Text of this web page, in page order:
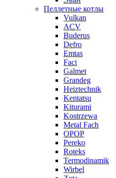
Пеллетные котлы
Vulkan
ACV
Buderus
Defro
Emtas
Faci
Galmet
Grandeg
Heiztechnik
Kentatsu
Kiturami
Kostrzewa
Metal Fach
OPOP
Pereko
Roteks
Termodinamik
Wirbel